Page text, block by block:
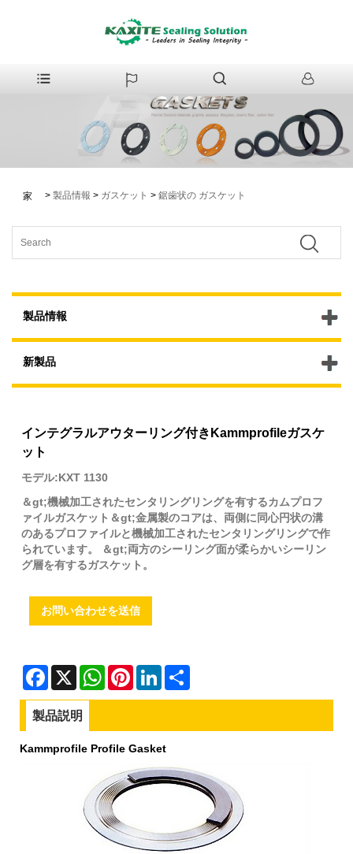
家 > 製品情報 > ガスケット > 鋸歯状の ガスケット
製品情報
新製品
インテグラルアウターリング付きKammprofileガスケ
ット
モデル:KXT 1130
＆gt;機械加工されたセンタリングリングを有するカムプロフ
ァイルガスケット＆gt;金属製のコアは、両側に同心円状の溝
のあるプロファイルと機械加工されたセンタリングリングで作
られています。 ＆gt;両方のシーリング面が柔らかいシーリン
グ層を有するガスケット。
お問い合わせを送信
Facebook
X WhatsAppPinterestLinkedIn
製品説明
Kammprofile Profile Gasket